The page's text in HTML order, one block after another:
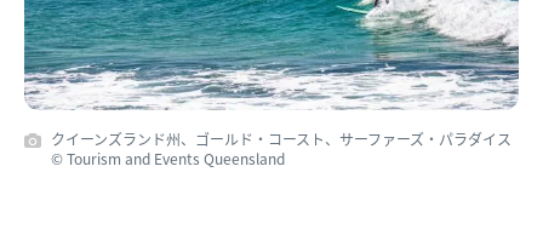
クイーンズランド州、ゴールド・コースト、サーファーズ・パラダイス
© Tourism and Events Queensland